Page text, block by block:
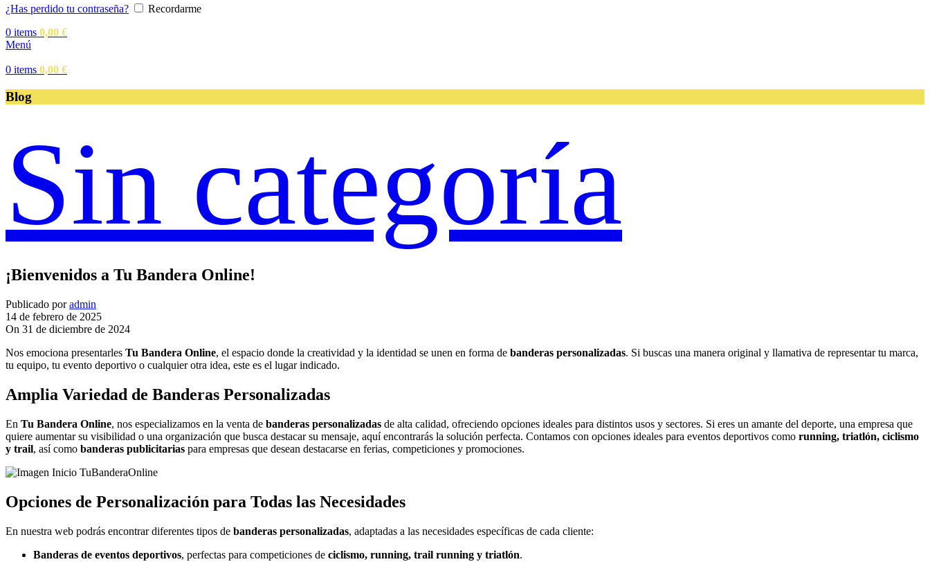
¿Has perdido tu contraseña?
Recordarme
0 items 0,00 €
Menú
0 items 0,00 €
Blog
Sin categoría
¡Bienvenidos a Tu Bandera Online!
Publicado por admin
14 de febrero de 2025
On 31 de diciembre de 2024
Nos emociona presentarles Tu Bandera Online, el espacio donde la creatividad y la identidad se unen en forma de banderas personalizadas. Si buscas una manera original y llamativa de representar tu marca,
tu equipo, tu evento deportivo o cualquier otra idea, este es el lugar indicado.
Amplia Variedad de Banderas Personalizadas
En Tu Bandera Online, nos especializamos en la venta de banderas personalizadas de alta calidad, ofreciendo opciones ideales para distintos usos y sectores. Si eres un amante del deporte, una empresa que
quiere aumentar su visibilidad o una organización que busca destacar su mensaje, aquí encontrarás la solución perfecta. Contamos con opciones ideales para eventos deportivos como running, triatlón, ciclismo
y trail, así como banderas publicitarias para empresas que desean destacarse en ferias, competiciones y promociones.
Opciones de Personalización para Todas las Necesidades
En nuestra web podrás encontrar diferentes tipos de banderas personalizadas, adaptadas a las necesidades específicas de cada cliente:
Banderas de eventos deportivos, perfectas para competiciones de ciclismo, running, trail running y triatlón.